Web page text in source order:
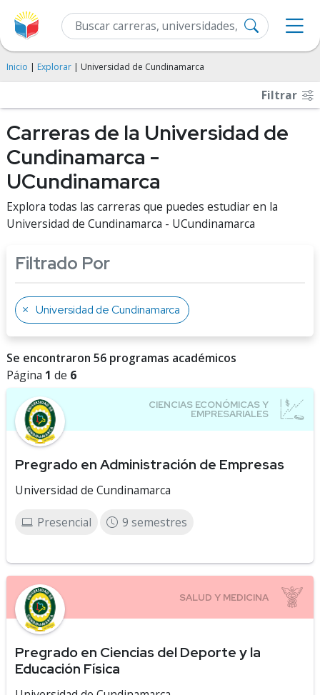
Inicio | Explorar | Universidad de Cundinamarca
Filtrar
Carreras de la Universidad de
Cundinamarca -
UCundinamarca
Explora todas las carreras que puedes estudiar en la
Universidad de Cundinamarca - UCundinamarca
Filtrado Por
Universidad de Cundinamarca
Se encontraron 56 programas académicos
Página 1 de 6
Pregrado en Administración de Empresas
Universidad de Cundinamarca
Presencial 9 semestres
Pregrado en Ciencias del Deporte y la
Educación Física